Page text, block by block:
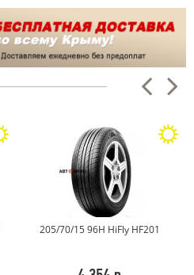
205/70/15 96H HiFly HF201